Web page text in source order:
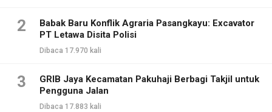
2
Babak Baru Konflik Agraria Pasangkayu: Excavator
PT Letawa Disita Polisi
Dibaca 17.970 kali
3
GRIB Jaya Kecamatan Pakuhaji Berbagi Takjil untuk
Pengguna Jalan
Dibaca 17.883 kali